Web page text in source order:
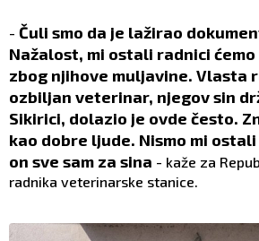
- Čuli smo da je lažirao
Nažalost, mi ostali radnici
zbog njihove muljavine. Vlasta
ozbiljan veterinar, njegov sin
Sikirici, dolazio je ovde često.
kao dobre ljude. Nismo mi
on sve sam za sina - kaže za
radnika veterinarske stanice.